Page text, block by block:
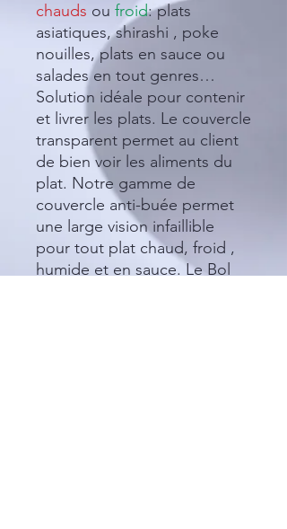
chauds ou froid: plats
asiatiques, shirashi , poke
nouilles, plats en sauce ou
salades en tout genres…
Solution idéale pour contenir
et livrer les plats. Le couvercle
transparent permet au client
de bien voir les aliments du
plat. Notre gamme de
couvercle anti-buée permet
une large vision infaillible
pour tout plat chaud, froid ,
humide et en sauce. Le Bol